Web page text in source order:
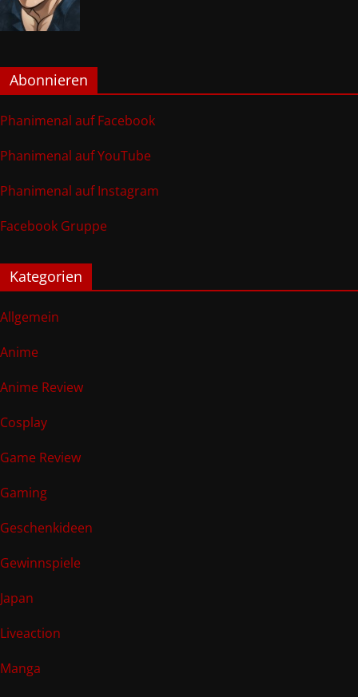
Abonnieren
Phanimenal auf Facebook
Phanimenal auf YouTube
Phanimenal auf Instagram
Facebook Gruppe
Kategorien
Allgemein
Anime
Anime Review
Cosplay
Game Review
Gaming
Geschenkideen
Gewinnspiele
Japan
Liveaction
Manga